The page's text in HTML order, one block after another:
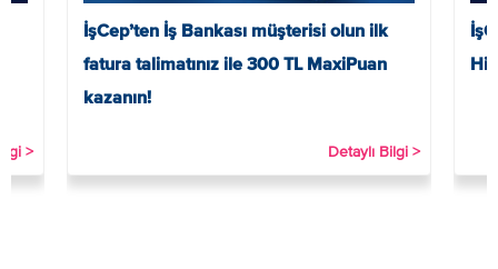
>
İşCep’ten İş Bankası müşterisi olun ilk
fatura talimatınız ile 300 TL MaxiPuan
kazanın!
Detaylı Bilgi >